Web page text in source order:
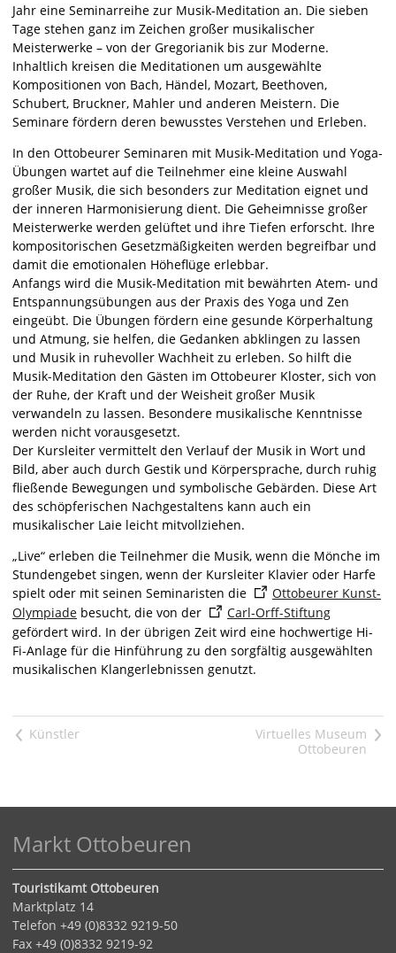
Jahr eine Seminarreihe zur Musik-Meditation an. Die sieben
Tage stehen ganz im Zeichen großer musikalischer
Meisterwerke – von der Gregorianik bis zur Moderne.
Inhaltlich kreisen die Meditationen um ausgewählte
Kompositionen von Bach, Händel, Mozart, Beethoven,
Schubert, Bruckner, Mahler und anderen Meistern. Die
Seminare fördern deren bewusstes Verstehen und Erleben.
In den Ottobeurer Seminaren mit Musik-Meditation und Yoga-
Übungen wartet auf die Teilnehmer eine kleine Auswahl
großer Musik, die sich besonders zur Meditation eignet und
der inneren Harmonisierung dient. Die Geheimnisse großer
Meisterwerke werden gelüftet und ihre Tiefen erforscht. Ihre
kompositorischen Gesetzmäßigkeiten werden begreifbar und
damit die emotionalen Höheflüge erlebbar.
Anfangs wird die Musik-Meditation mit bewährten Atem- und
Entspannungsübungen aus der Praxis des Yoga und Zen
eingeübt. Die Übungen fördern eine gesunde Körperhaltung
und Atmung, sie helfen, die Gedanken abklingen zu lassen
und Musik in ruhevoller Wachheit zu erleben. So hilft die
Musik-Meditation den Gästen im Ottobeurer Kloster, sich von
der Ruhe, der Kraft und der Weisheit großer Musik
verwandeln zu lassen. Besondere musikalische Kenntnisse
werden nicht vorausgesetzt.
Der Kursleiter vermittelt den Verlauf der Musik in Wort und
Bild, aber auch durch Gestik und Körpersprache, durch ruhig
fließende Bewegungen und symbolische Gebärden. Diese Art
des schöpferischen Nachgestaltens kann auch ein
musikalischer Laie leicht mitvollziehen.
„Live“ erleben die Teilnehmer die Musik, wenn die Mönche im
Stundengebet singen, wenn der Kursleiter Klavier oder Harfe
spielt oder mit seinen Seminaristen die
Ottobeurer Kunst-
Olympiade besucht, die von der
Carl-Orff-Stiftung
gefördert wird. In der übrigen Zeit wird eine hochwertige Hi-
Fi-Anlage für die Hinführung zu den sorgfältig ausgewählten
musikalischen Klangerlebnissen genutzt.
< >
Markt Ottobeuren
Touristikamt Ottobeuren
Marktplatz 14
Telefon +49 (0)8332 9219-50
Fax +49 (0)8332 9219-92